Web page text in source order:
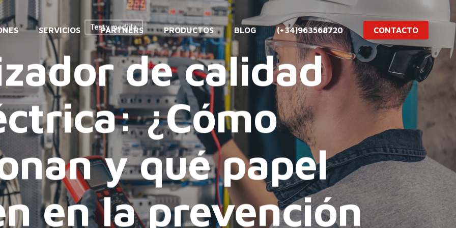
SERVICIOS PARTNERS PRODUCTOS BLOG (+34)963568720 CONTACTO
Test y medida
de calidad
¿Cómo
y qué papel
en la prevención